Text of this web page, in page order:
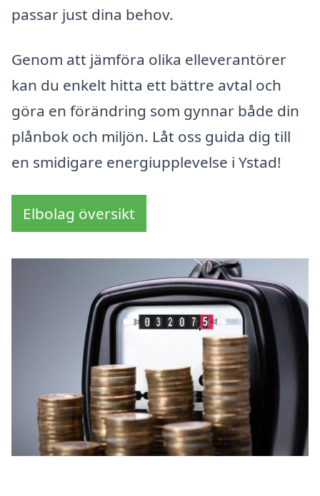
passar just dina behov.
Genom att jämföra olika elleverantörer
kan du enkelt hitta ett bättre avtal och
göra en förändring som gynnar både din
plånbok och miljön. Låt oss guida dig till
en smidigare energiupplevelse i Ystad!
Elbolag översikt